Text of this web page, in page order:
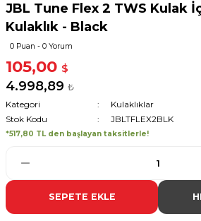
JBL Tune Flex 2 TWS Kulak
Kulaklık - Black
0 Puan - 0 Yorum
105,00 $
4.998,89 ₺
Kategori
Kulaklıklar
Stok Kodu
JBLTFLEX2BLK
*517,80 TL den başlayan taksitlerle!
SEPETE EKLE